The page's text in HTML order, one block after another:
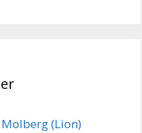
Molberg (Lion)